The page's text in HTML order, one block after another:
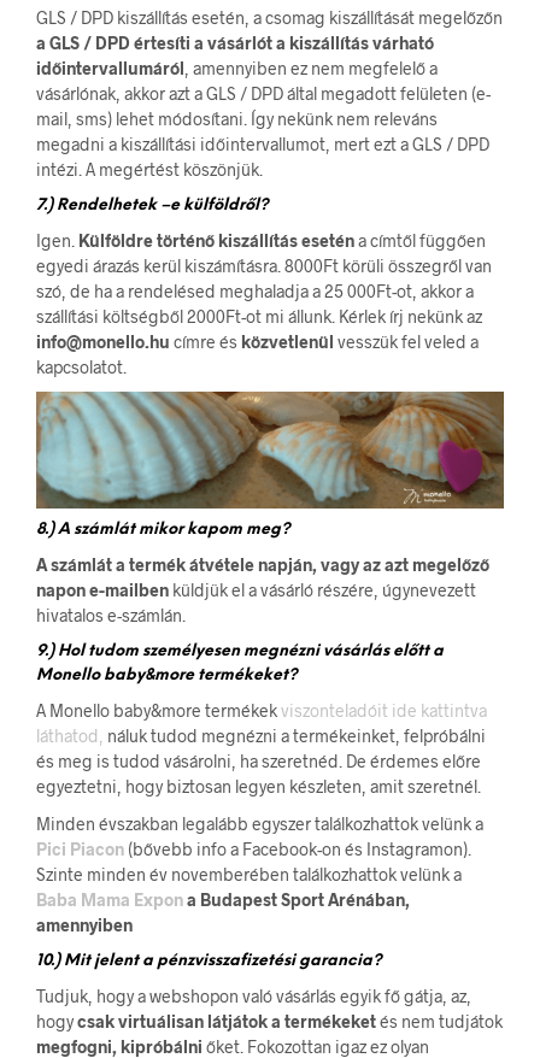
GLS / DPD kiszállítás esetén, a csomag kiszállítását megelőzőn
a GLS / DPD értesíti a vásárlót a kiszállítás várható
időintervallumáról , amennyiben ez nem megfelelő a
vásárlónak, akkor azt a GLS / DPD által megadott felületen (e-
mail, sms) lehet módosítani. Így nekünk nem releváns
megadni a kiszállítási időintervallumot, mert ezt a GLS / DPD
intézi. A megértést köszönjük.
7.) Rendelhetek –e külföldről?
Igen. Külföldre történő kiszállítás eseténa címtől függően
egyedi árazás kerül kiszámításra. 8000Ft körüli összegről van
szó, de ha a rendelésed meghaladja a 25 000Ft-ot, akkor a
szállítási költségből 2000Ft-ot mi állunk. Kérlek írj nekünk az
info@monello.hu címre és közvetlenül vesszük fel veled a
kapcsolatot.
8.) A számlát mikor kapom meg?
A számlát a termék átvétele napján, vagy az azt megelőző
napon e-mailben küldjük el a vásárló részére, úgynevezett
hivatalos e-számlán.
9.) Hol tudom személyesen megnézni vásárlás előtt a
Monello baby&more termékeket?
A Monello baby&more termékekviszonteladóit ide kattintva
láthatod, náluk tudod megnézni a termékeinket, felpróbálni
és meg is tudod vásárolni, ha szeretnéd. De érdemes előre
egyeztetni, hogy biztosan legyen készleten, amit szeretnél.
Minden évszakban legalább egyszer találkozhattok velünk a
Pici Piacon (bővebb info a Facebook-on és Instagramon).
Szinte minden év novemberében találkozhattok velünk a
Baba Mama Expona Budapest Sport Arénában,
amennyiben
10.) Mit jelent a pénzvisszafizetési garancia?
Tudjuk, hogy a webshopon való vásárlás egyik fő gátja, az,
hogycsak virtuálisan látjátok a termékeketés nem tudjátok
megfogni, kipróbálni őket. Fokozottan igaz ez olyan